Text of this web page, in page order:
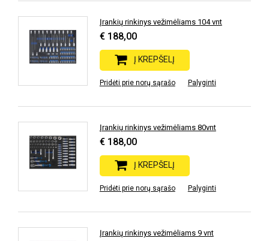
Įrankių rinkinys vežimėliams 104 vnt
€ 188,00
Į KREPŠELĮ
Pridėti prie norų sąrašo Palyginti
Įrankių rinkinys vežimėliams 80vnt
€ 188,00
Į KREPŠELĮ
Pridėti prie norų sąrašo Palyginti
Įrankių rinkinys vežimėliams 9 vnt